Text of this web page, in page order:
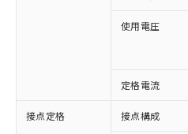
使用電圧
定格電流
接点定格 接点構成
※1 対応状況